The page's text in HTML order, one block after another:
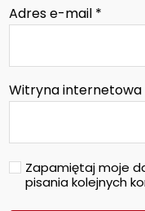
Adres e-mail *
Witryna internetowa
Zapamiętaj moje
pisania kolejnych